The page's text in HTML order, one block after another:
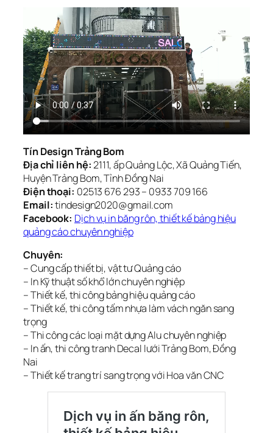
Tín Design Trảng Bom
Địa chỉ liên hệ:2111, ấp Quảng Lộc, Xã Quảng Tiến,
Huyện Trảng Bom, Tỉnh Đồng Nai
Điện thoại: 02513 676 293 – 0933 709 166
Email:tindesign2020@gmail.com
Facebook: Dịch vụ in băng rôn, thiết kế bảng hiệu
quảng cáo chuyên nghiệp
Chuyên:
– Cung cấp thiết bị, vật tư Quảng cáo
– In Kỹ thuật số khổ lớn chuyên nghiệp
– Thiết kế, thi công bảng hiệu quảng cáo
– Thiết kế, thi công tấm nhựa làm vách ngăn sang
trọng
– Thi công các loại mặt dựng Alu chuyên nghiệp
– In ấn, thi công tranh Decal lưới Trảng Bom, Đồng
Nai
– Thiết kế trang trí sang trọng với Hoa văn CNC